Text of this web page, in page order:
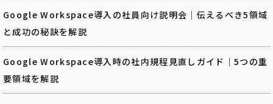
Google Workspace導入の社員向け説明会｜伝えるべき5領域
と成功の秘訣を解説
Google Workspace導入時の社内規程見直しガイド｜5つの重
要領域を解説